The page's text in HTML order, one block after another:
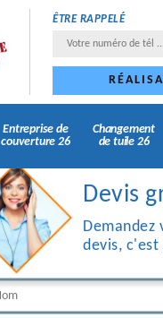
ÊTRE RAPPELÉ
Entreprise de
couverture 26
Changement
de tuile 26
Devis
Demandez
devis,